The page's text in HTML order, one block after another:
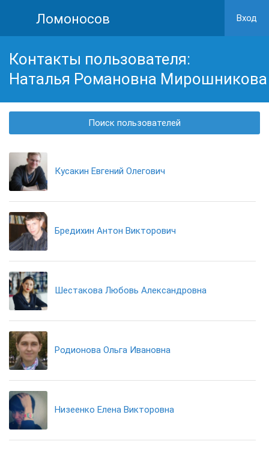
Ломоносов Вход
Контакты пользователя:
Наталья Романовна Мирошникова
Поиск пользователей
Кусакин Евгений Олегович
Бредихин Антон Викторович
Шестакова Любовь Александровна
Родионова Ольга Ивановна
Низеенко Елена Викторовна